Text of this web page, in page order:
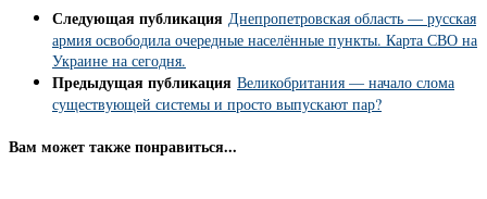
Следующая публикация Днепропетровская область — русская
армия освободила очередные населённые пункты. Карта СВО на
Украине на сегодня.
Предыдущая публикация Великобритания — начало слома
существующей системы и просто выпускают пар?
Вам может также понравиться...